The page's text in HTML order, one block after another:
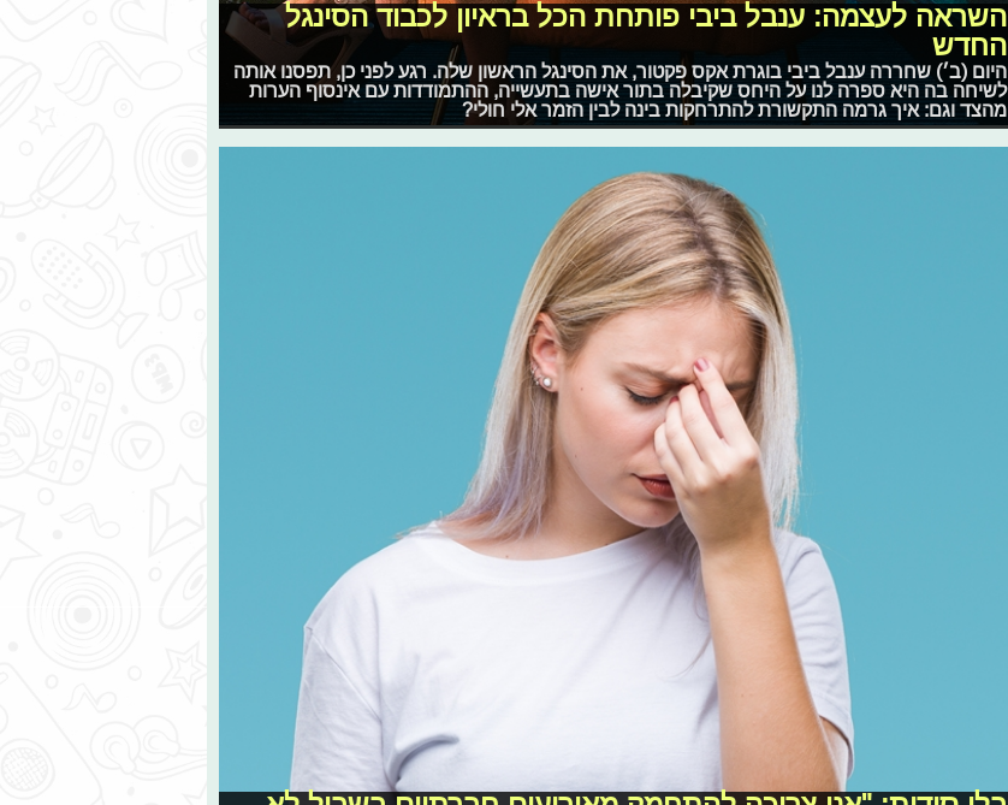
השראה לעצמה: ענבל ביבי פותחת הכל בראיון לכבוד הסינגל
החדש
היום (ב׳) שחררה ענבל ביבי בוגרת אקס פקטור, את הסינגל הראשון שלה. רגע לפני כן, תפסנו אותה
לשיחה בה היא ספרה לנו על היחס שקיבלה בתור אישה בתעשייה, ההתמודדות עם אינסוף הערות
מהצד וגם: איך גרמה התקשורת להתרחקות בינה לבין הזמר אלי חולי?